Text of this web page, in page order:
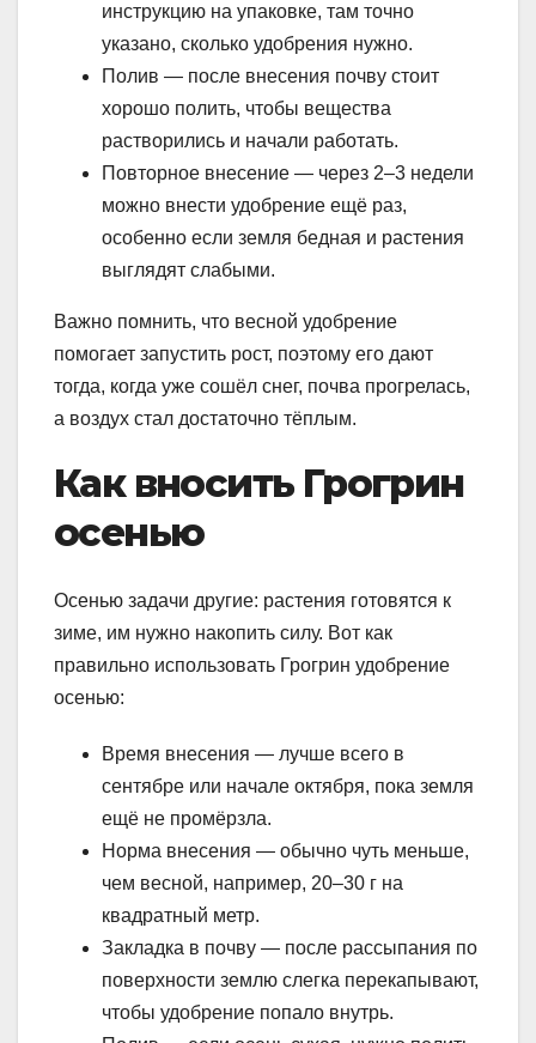
инструкцию на упаковке, там точно
указано, сколько удобрения нужно.
Полив — после внесения почву стоит
хорошо полить, чтобы вещества
растворились и начали работать.
Повторное внесение — через 2–3 недели
можно внести удобрение ещё раз,
особенно если земля бедная и растения
выглядят слабыми.
Важно помнить, что весной удобрение
помогает запустить рост, поэтому его дают
тогда, когда уже сошёл снег, почва прогрелась,
а воздух стал достаточно тёплым.
Как вносить Грогрин
осенью
Осенью задачи другие: растения готовятся к
зиме, им нужно накопить силу. Вот как
правильно использовать Грогрин удобрение
осенью:
Время внесения — лучше всего в
сентябре или начале октября, пока земля
ещё не промёрзла.
Норма внесения — обычно чуть меньше,
чем весной, например, 20–30 г на
квадратный метр.
Закладка в почву — после рассыпания по
поверхности землю слегка перекапывают,
чтобы удобрение попало внутрь.